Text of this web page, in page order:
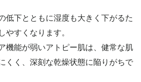
低下とともに湿度も大きく下がるた
やすくなります。
機能が弱いアトピー肌は、健常な肌
くく、深刻な乾燥状態に陥りがちで